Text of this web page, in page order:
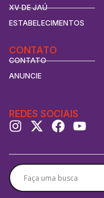
XV DE JAÚ
ESTABELECIMENTOS
CONTATO
CONTATO
ANUNCIE
REDES SOCIAIS